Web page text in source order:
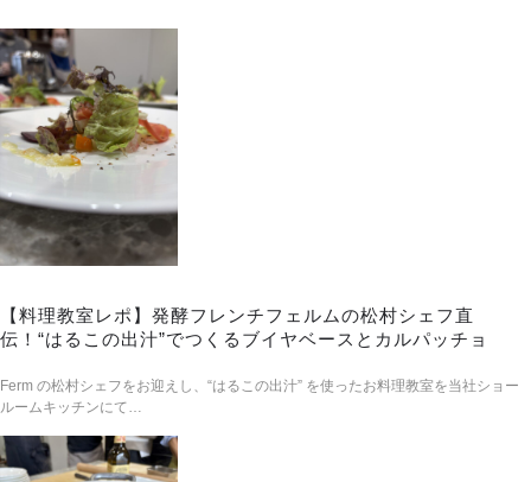
【料理教室レポ】発酵フレンチフェルムの松村シェフ直
伝！“はるこの出汁”でつくるブイヤベースとカルパッチョ
Ferm の松村シェフをお迎えし、“はるこの出汁” を使ったお料理教室を当社ショー
ルームキッチンにて…